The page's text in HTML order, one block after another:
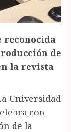
reconocida
de
la revista
Universidad
con
de la